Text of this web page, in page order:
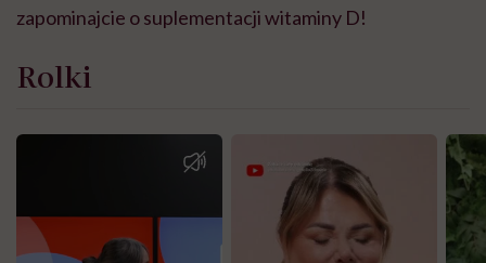
zapominajcie o suplementacji witaminy D!
Rolki